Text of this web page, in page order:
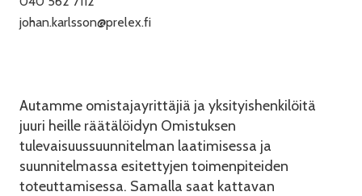
Autamme omistajayrittäjiä ja yksityishenkilöitä
juuri heille räätälöidyn Omistuksen
tulevaisuussuunnitelman laatimisessa ja
suunnitelmassa esitettyjen toimenpiteiden
toteuttamisessa. Samalla saat kattavan
johan.karlsson@prelex.fi